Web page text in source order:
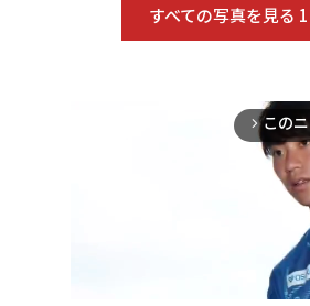
すべての写真を見る
arrow_forward_ios この